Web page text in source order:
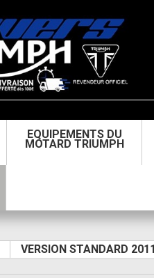
EQUIPEMENTS DU
MOTARD TRIUMPH
VERSION STANDARD